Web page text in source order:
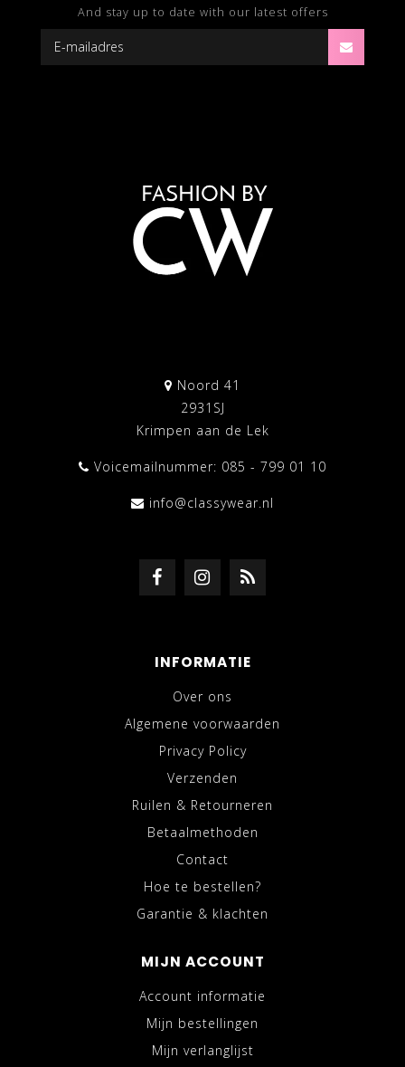
And stay up to date with our latest offers
Noord 41
2931SJ
Krimpen aan de Lek
Voicemailnummer: 085 - 799 01 10
info@classywear.nl
INFORMATIE
Over ons
Algemene voorwaarden
Privacy Policy
Verzenden
Ruilen & Retourneren
Betaalmethoden
Contact
Hoe te bestellen?
Garantie & klachten
MIJN ACCOUNT
Account informatie
Mijn bestellingen
Mijn verlanglijst